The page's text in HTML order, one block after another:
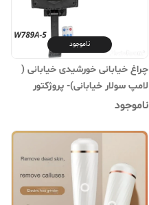
ناموجود
چراغ خیابانی خورشیدی خیابانی (
لامپ سولار خیابانی)- پروژکتور
خورشیدی مدل W789A-5 اورجینال
ناموجود